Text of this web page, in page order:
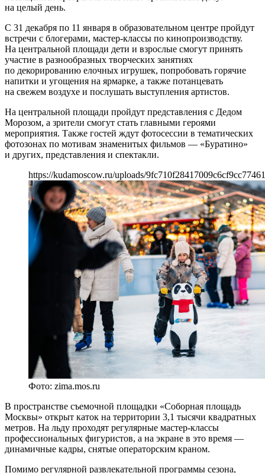
на целый день.
С 31 декабря по 11 января в образовательном центре пройдут
встречи с блогерами, мастер-классы по кинопроизводству.
На центральной площади дети и взрослые смогут принять
участие в разнообразных творческих занятиях
по декорированию елочных игрушек, попробовать горячие
напитки и угощения на ярмарке, а также потанцевать
на свежем воздухе и послушать выступления артистов.
На центральной площади пройдут представления с Дедом
Морозом, а зрители смогут стать главными героями
мероприятия. Также гостей ждут фотосессии в тематических
фотозонах по мотивам знаменитых фильмов — «Буратино»
и других, представления и спектакли.
https://kudamoscow.ru/uploads/
Фото: zima.mos.ru
В пространстве съемочной площадки «Соборная площадь
Москвы» открыт каток на территории 3,1 тысячи квадратных
метров. На льду проходят регулярные мастер-классы
профессиональных фигуристов, а на экране в это время —
динамичные кадры, снятые операторским краном.
Помимо регулярной развлекательной программы сезона,